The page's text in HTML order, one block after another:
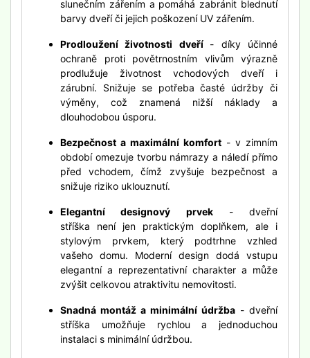
slunečním zářením a pomáhá zabránit blednutí
barvy dveří či jejich poškození UV zářením.
Prodloužení životnosti dveří - díky účinné
ochraně proti povětrnostním vlivům výrazně
prodlužuje životnost vchodových dveří i
zárubní. Snižuje se potřeba časté údržby či
výměny, což znamená nižší náklady a
dlouhodobou úsporu.
Bezpečnost a maximální komfort - v zimním
období omezuje tvorbu námrazy a náledí přímo
před vchodem, čímž zvyšuje bezpečnost a
snižuje riziko uklouznutí.
Elegantní designový prvek- dveřní
stříška není jen praktickým doplňkem, ale i
stylovým prvkem, který podtrhne vzhled
vašeho domu. Moderní design dodá vstupu
elegantní a reprezentativní charakter a může
zvýšit celkovou atraktivitu nemovitosti.
Snadná montáž a minimální údržba - dveřní
stříška umožňuje rychlou a jednoduchou
instalaci s minimální údržbou.